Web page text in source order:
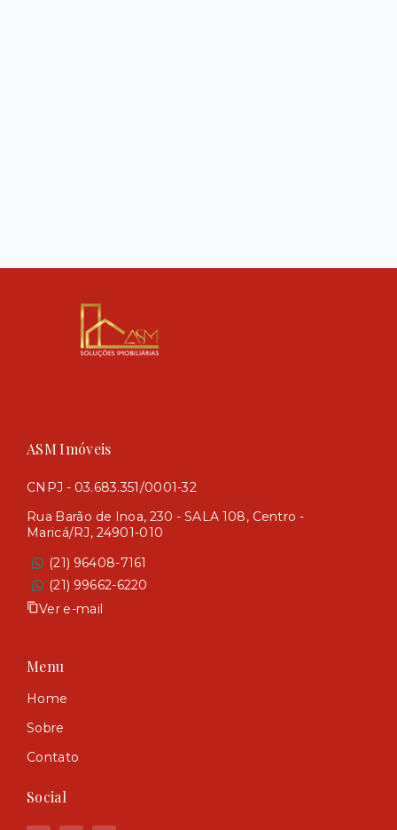
ASM Imóveis
CNPJ - 03.683.351/0001-32
Rua Barão de Inoa, 230 - SALA 108, Centro -
Maricá/RJ, 24901-010
(21) 96408-7161
(21) 99662-6220
Ver e-mail
Menu
Home
Sobre
Contato
Social